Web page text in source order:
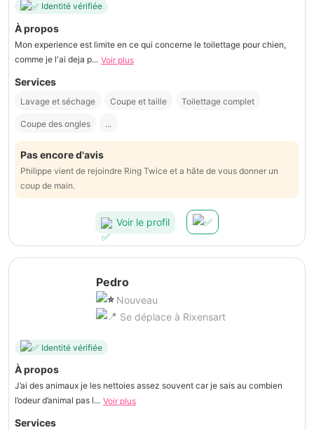
Identité vérifiée
À propos
Mon experience est limite en ce qui concerne le toilettage pour chien,
comme je l'ai deja p... Voir plus
Services
Lavage et séchage Coupe et taille Toilettage complet
Coupe des ongles ...
Pas encore d'avis
Philippe vient de rejoindre Ring Twice et a hâte de vous donner un
coup de main.
Voir le profil
Pedro
Nouveau
Se déplace à Rixensart
Identité vérifiée
À propos
J’ai des animaux je les nettoies assez souvent car je sais au combien
l’odeur d’animal pas l... Voir plus
Services